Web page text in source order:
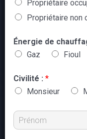
Propriétaire
Propriétaire non
Énergie de
Gaz
Fioul
Civilité : *
Monsieur